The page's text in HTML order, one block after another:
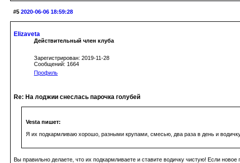
#5 2020-06-06 18:59:28
Elizaveta
Действительный член клуба
Зарегистрирован: 2019-11-28
Сообщений: 1664
Профиль
Re: На лоджии снеслась парочка голубей
Vesta пишет:
Я их подкармливаю хорошо, разными крупами, смесью, два раза в день и
Вы правильно делаете, что их подкармливаете и ставите водичку чистую! Если